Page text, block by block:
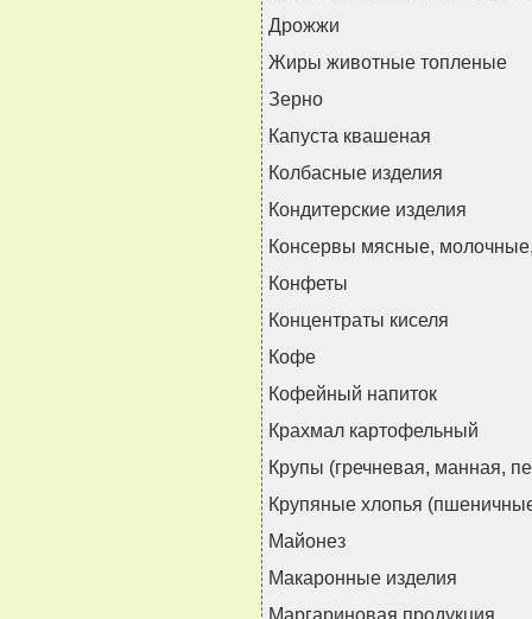
Дрожжи
Жиры животные топленые
Зерно
Капуста квашеная
Колбасные изделия
Кондитерские изделия
Консервы мясные,
Конфеты
Концентраты киселя
Кофе
Кофейный напиток
Крахмал картофельный
Крупы (гречневая, манная,
Крупяные хлопья
Майонез
Макаронные изделия
Маргариновая продукция